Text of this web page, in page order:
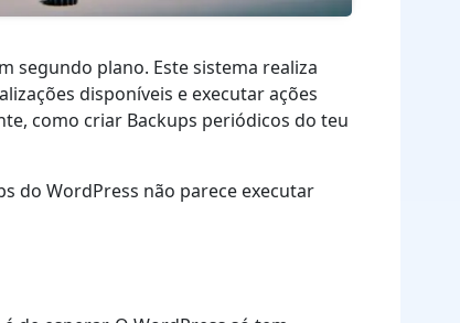
segundo plano. Este sistema realiza
disponíveis e executar ações
como criar Backups periódicos do teu
do WordPress não parece executar